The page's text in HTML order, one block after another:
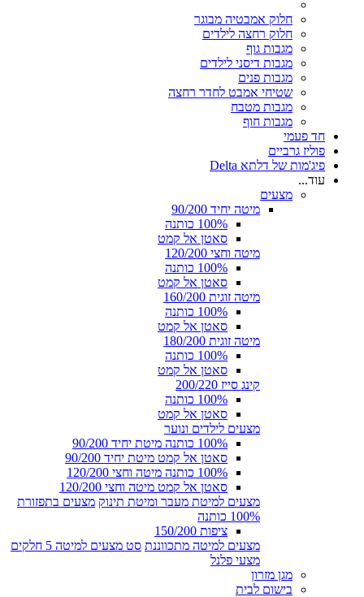
חלוק אמבטיה מבוגר
חלוק רחצה לילדים
מגבות גוף
מגבות דיסני לילדים
מגבות פנים
שטיחי אמבט לחדר רחצה
מגבות מטבח
מגבות חוף
חד פעמי
פוליז גרביים
פיג'מות של דלתא Delta
עוד...
מצעים
מיטה יחיד 90/200
100% כותנה
סאטן אל קמט
מיטה וחצי 120/200
100% כותנה
סאטן אל קמט
מיטה זוגית 160/200
100% כותנה
סאטן אל קמט
מיטה זוגית 180/200
100% כותנה
סאטן אל קמט
קינג סייז 200/220
100% כותנה
סאטן אל קמט
מצעים לילדים ונוער
100% כותנה מיטת יחיד 90/200
סאטן אל קמט מיטת יחיד 90/200
100% כותנה מיטה וחצי 120/200
סאטן אל קמט מיטה וחצי 120/200
מצעים למיטת מעבר ומיטת תינוק מצעים בתפזורת
100% כותנה
ציפות 150/200
מצעים למיטה מתכווננת סט מצעים למיטה 5 חלקים
מצעי פלנל
מגן מזרון
בישום לבית